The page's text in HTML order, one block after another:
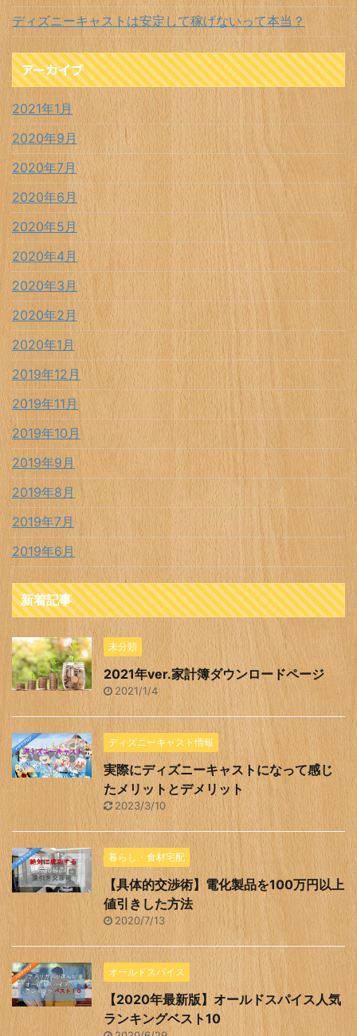
ディズニーキャストは安定して稼げないって本当？
アーカイブ
2021年1月
2020年9月
2020年7月
2020年6月
2020年5月
2020年4月
2020年3月
2020年2月
2020年1月
2019年12月
2019年11月
2019年10月
2019年9月
2019年8月
2019年7月
2019年6月
新着記事
未分類
2021年ver.家計簿ダウンロードページ
2021/1/4
ディズニーキャスト情報
実際にディズニーキャストになって感じ
たメリットとデメリット
2023/3/10
暮らし・食材宅配
【具体的交渉術】電化製品を100万円以上
値引きした方法
2020/7/13
オールドスパイス
【2020年最新版】オールドスパイス人気
ランキングベスト10